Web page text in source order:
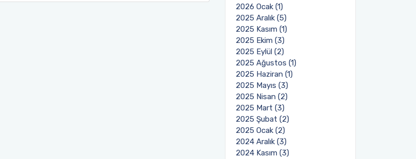
2026 Ocak (1)
2025 Aralık (5)
2025 Kasım (1)
2025 Ekim (3)
2025 Eylül (2)
2025 Ağustos (1)
2025 Haziran (1)
2025 Mayıs (3)
2025 Nisan (2)
2025 Mart (3)
2025 Şubat (2)
2025 Ocak (2)
2024 Aralık (3)
2024 Kasım (3)